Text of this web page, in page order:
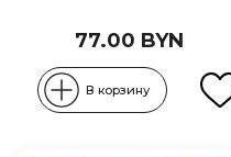
77.00 BYN
В корзину